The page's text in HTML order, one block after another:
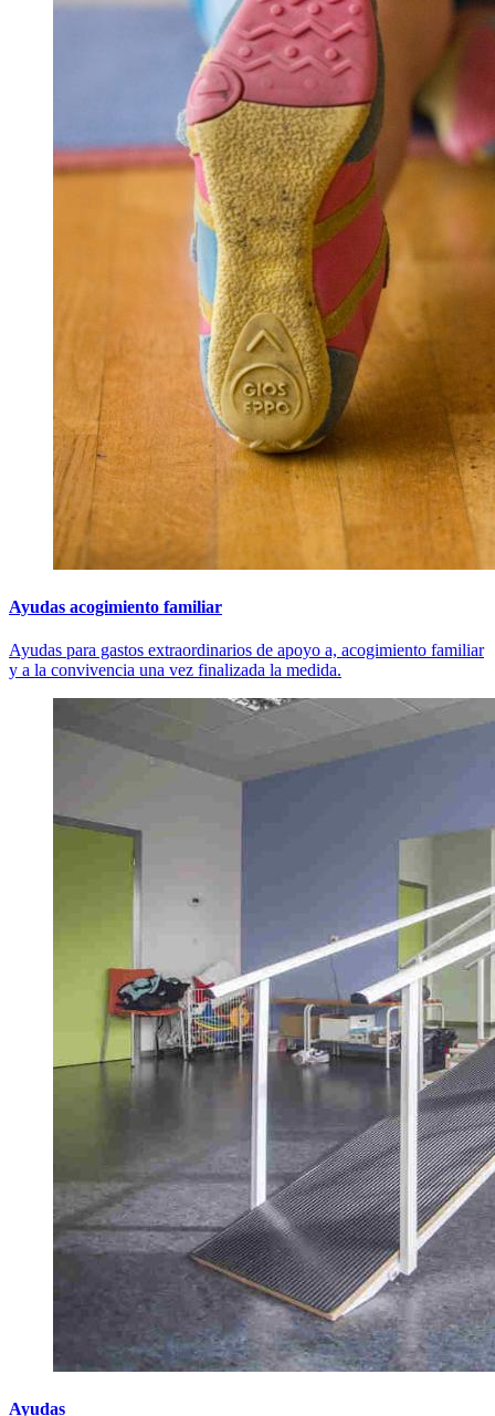
Ayudas acogimiento familiar
Ayudas para gastos extraordinarios de apoyo a, acogimiento familiar
y a la convivencia una vez finalizada la medida.
Ayudas